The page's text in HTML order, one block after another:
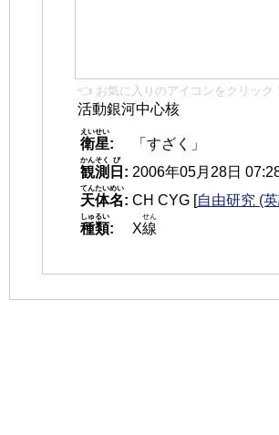
👈 お気に入りのアイコンをクリック！
活動銀河中心核
衛星
えいせい
:
「すざく」
観測
かんそく
日
び
: 2006年05月28日
天体名
てんたいめい
: CH CYG [自由研究 (
種類
しゅるい
: X線
せん